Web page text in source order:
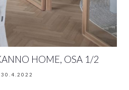
HOME, OSA 1/2
30.4.2022